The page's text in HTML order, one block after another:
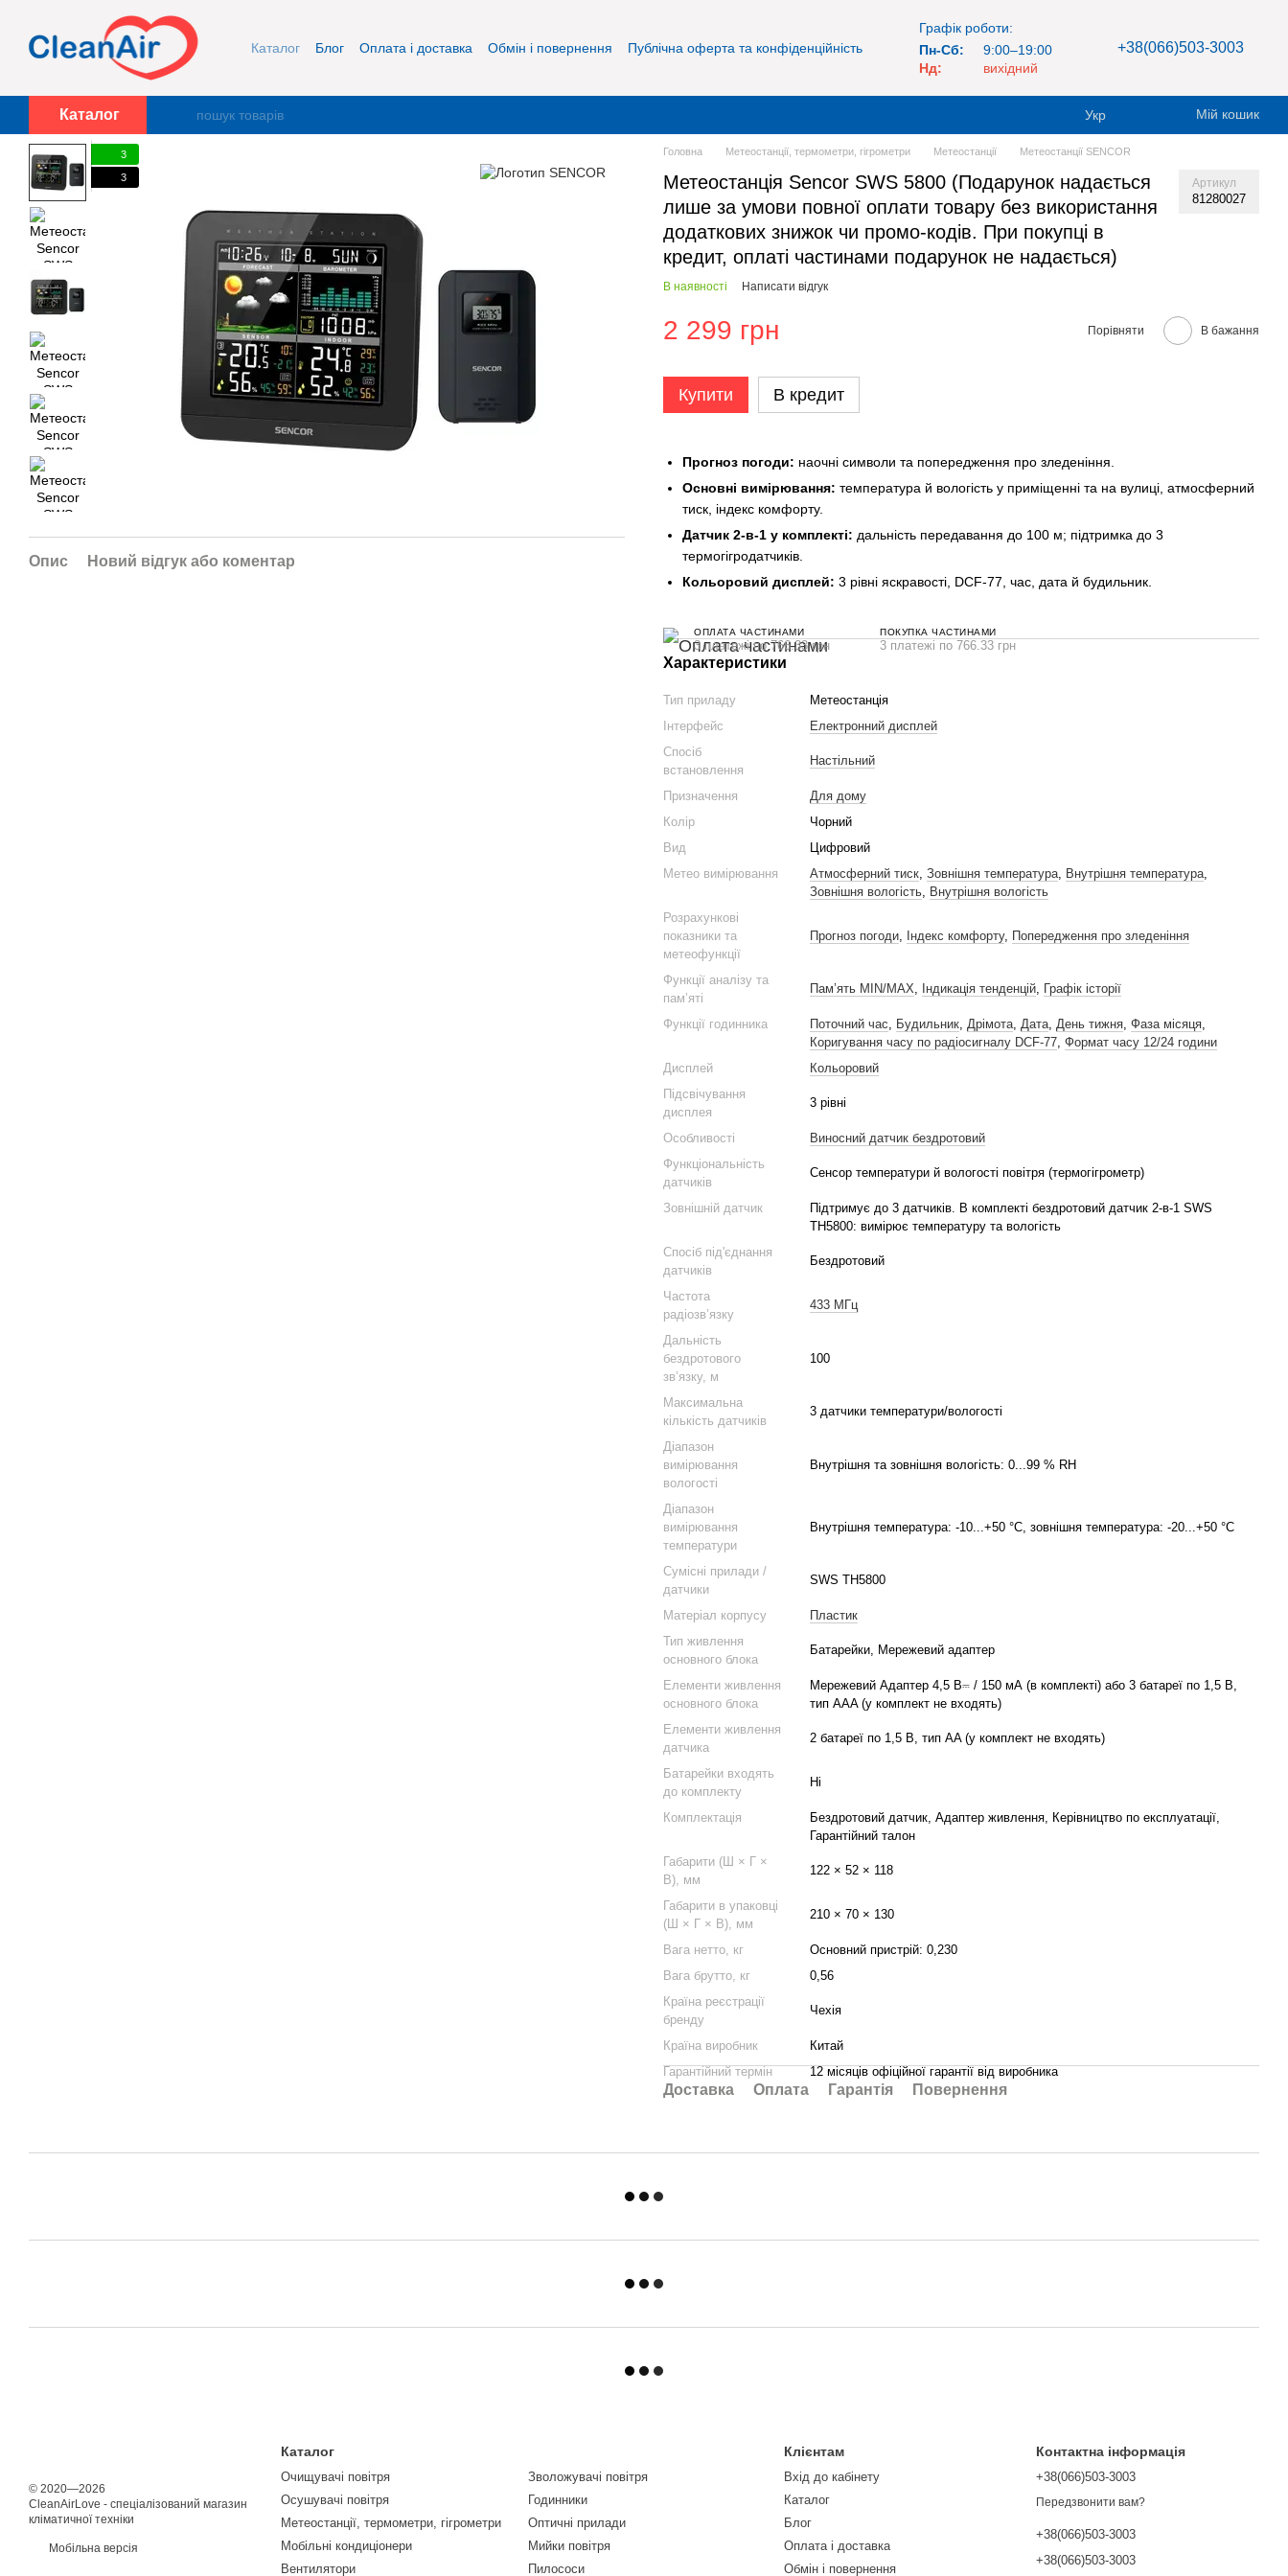
Перейти до основного контенту
Каталог Блог Оплата і доставка Обмін і повернення
Публічна оферта та конфіденційність
Графік роботи:
Пн-Сб:
9:00–19:00
Нд:
вихідний
+38(066)503-3003
Каталог Укр Мій кошик
3
3
Опис Новий відгук або коментар
Головна Метеостанції, термометри, гігрометри Метеостанції Метеостанції SENCOR
Метеостанція Sencor SWS 5800 (Подарунок надається
лише за умови повної оплати товару без використання
додаткових знижок чи промо-кодів. При покупці в
кредит, оплаті частинами подарунок не надається)
Артикул
81280027
В наявності Написати відгук
2 299 грн Порівняти В бажання
Купити В кредит
Прогноз погоди: наочні символи та попередження про зледеніння.
Основні вимірювання: температура й вологість у приміщенні та на вулиці, атмосферний
тиск, індекс комфорту.
Датчик 2-в-1 у комплекті: дальність передавання до 100 м; підтримка до 3
термогігродатчиків.
Кольоровий дисплей: 3 рівні яскравості, DCF-77, час, дата й будильник.
ОПЛАТА ЧАСТИНАМИ
3 платежі по 766.33 грн
ПОКУПКА ЧАСТИНАМИ
3 платежі по 766.33 грн
Характеристики
Тип приладу
Метеостанція
Інтерфейс
Електронний дисплей
Спосіб
встановлення
Настільний
Призначення
Для дому
Колір
Чорний
Вид
Цифровий
Метео вимірювання
Атмосферний тиск, Зовнішня температура, Внутрішня температура,
Зовнішня вологість, Внутрішня вологість
Розрахункові
показники та
метеофункції
Прогноз погоди, Індекс комфорту, Попередження про зледеніння
Функції аналізу та
пам’яті
Пам’ять MIN/MAX, Індикація тенденцій, Графік історії
Функції годинника Поточний час, Будильник, Дрімота, Дата, День тижня, Фаза місяця,
Коригування часу по радіосигналу DCF-77, Формат часу 12/24 години
Дисплей
Кольоровий
Підсвічування
дисплея
3 рівні
Особливості
Виносний датчик бездротовий
Функціональність
датчиків
Сенсор температури й вологості повітря (термогігрометр)
Зовнішній датчик
Підтримує до 3 датчиків. В комплекті бездротовий датчик 2-в-1 SWS
TH5800: вимірює температуру та вологість
Спосіб під'єднання
датчиків
Бездротовий
Частота
радіозв’язку
433 МГц
Дальність
бездротового
зв’язку, м
100
Максимальна
кількість датчиків
3 датчики температури/вологості
Діапазон
вимірювання
вологості
Внутрішня та зовнішня вологість: 0...99 % RH
Діапазон
вимірювання
температури
Внутрішня температура: -10...+50 °C, зовнішня температура: -20...+50 °C
Сумісні прилади /
датчики
SWS TH5800
Матеріал корпусу
Пластик
Тип живлення
основного блока
Батарейки, Мережевий адаптер
Елементи живлення
основного блока
Мережевий Адаптер 4,5 В⎓ / 150 мА (в комплекті) або 3 батареї по 1,5 В,
тип AAA (у комплект не входять)
Елементи живлення
датчика
2 батареї по 1,5 В, тип AA (у комплект не входять)
Батарейки входять
до комплекту
Ні
Комплектація
Бездротовий датчик, Адаптер живлення, Керівництво по експлуатації,
Гарантійний талон
Габарити (Ш × Г ×
В), мм
122 × 52 × 118
Габарити в упаковці
(Ш × Г × В), мм
210 × 70 × 130
Вага нетто, кг
Основний пристрій: 0,230
Вага брутто, кг
0,56
Країна реєстрації
бренду
Чехія
Країна виробник
Китай
Гарантійний термін
12 місяців офіційної гарантії від виробника
Доставка Оплата Гарантія Повернення
© 2020—2026
CleanAirLove - спеціалізований магазин
кліматичної техніки
Мобільна версія
Каталог
Очищувачі повітря
Осушувачі повітря
Метеостанції, термометри, гігрометри
Мобільні кондиціонери
Вентилятори
Зволожувачі повітря
Годинники
Оптичні прилади
Мийки повітря
Пилососи
Клієнтам
Вхід до кабінету
Каталог
Блог
Оплата і доставка
Обмін і повернення
Контактна інформація
+38(066)503-3003
Передзвонити вам?
+38(066)503-3003
+38(066)503-3003